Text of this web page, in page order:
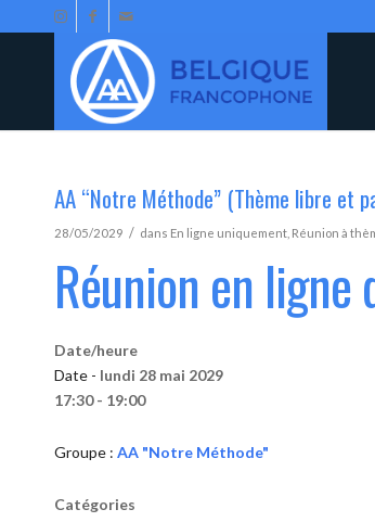
AA “Notre Méthode” (Thème libre et
28/05/2029 / dans En ligne uniquement Réunion à
Réunion en ligne
Date/heure
Date - lundi 28 mai 2029
17:30 - 19:00
Groupe : AA "Notre Méthode"
Catégories